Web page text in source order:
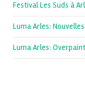
Festival Les Suds à
Luma Arles:
Luma Arles: